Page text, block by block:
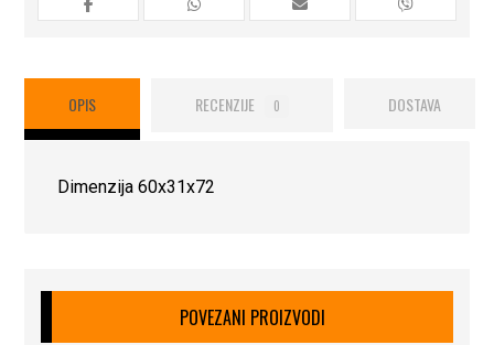
OPIS RECENZIJE 0 DOSTAVA
Dimenzija 60x31x72
POVEZANI PROIZVODI